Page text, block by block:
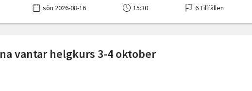
sön 2026-08-16 15:30 6 Tillfällen
vantar helgkurs 3-4 oktober